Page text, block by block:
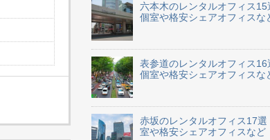
六本木のレンタルオフィス15
個室や格安シェアオフィスな
表参道のレンタルオフィス16
個室や格安シェアオフィスな
赤坂のレンタルオフィス17選
室や格安シェアオフィスなど